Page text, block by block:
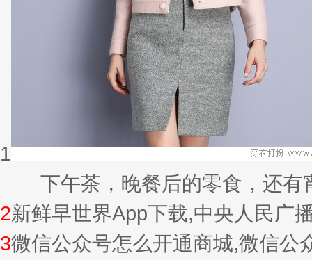
1
下午茶，晚餐后的零食，还有
2新鲜早世界App下载,中央人民广
3微信公众号怎么开通商城,微信公